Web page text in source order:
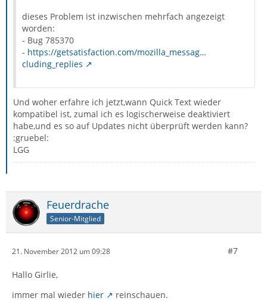
dieses Problem ist inzwischen mehrfach angezeigt
worden:
- Bug 785370
- https://getsatisfaction.com/mozilla_messag…
cluding_replies
Und woher erfahre ich jetzt,wann Quick Text wieder
kompatibel ist, zumal ich es logischerweise deaktiviert
habe,und es so auf Updates nicht überprüft werden kann?
:gruebel:
LGG
Feuerdrache
Senior-Mitglied
21. November 2012 um 09:28 #7
Hallo Girlie,
immer mal wieder hier
reinschauen.